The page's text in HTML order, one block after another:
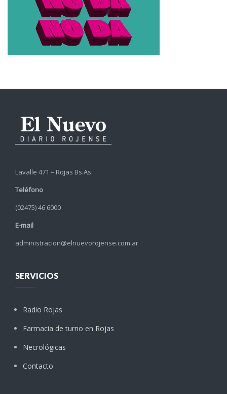
Lavalle 471 – Rojas Bs.As.
Teléfono
(02475) 46 6000
E-mail
administracion@elnuevorojense.com.ar
SERVICIOS
Radio Rojas
Farmacia de turno en Rojas
Necrológicas
Contacto